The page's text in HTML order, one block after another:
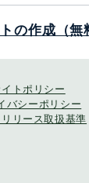
の作成（無
トポリシー
バシーポリシー
リース取扱基準